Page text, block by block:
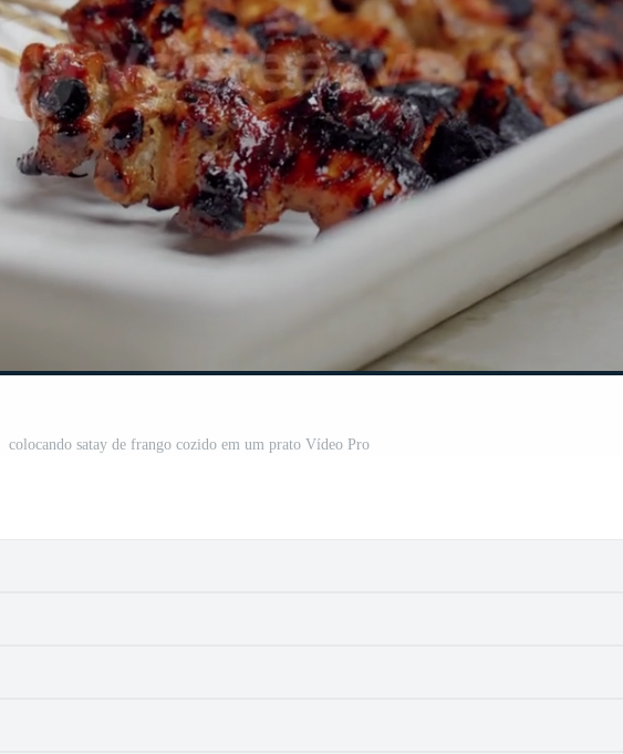
colocando satay de frango cozido em um prato Vídeo Pro